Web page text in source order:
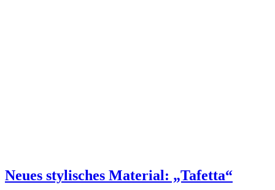
Neues stylisches Material: „Tafetta“